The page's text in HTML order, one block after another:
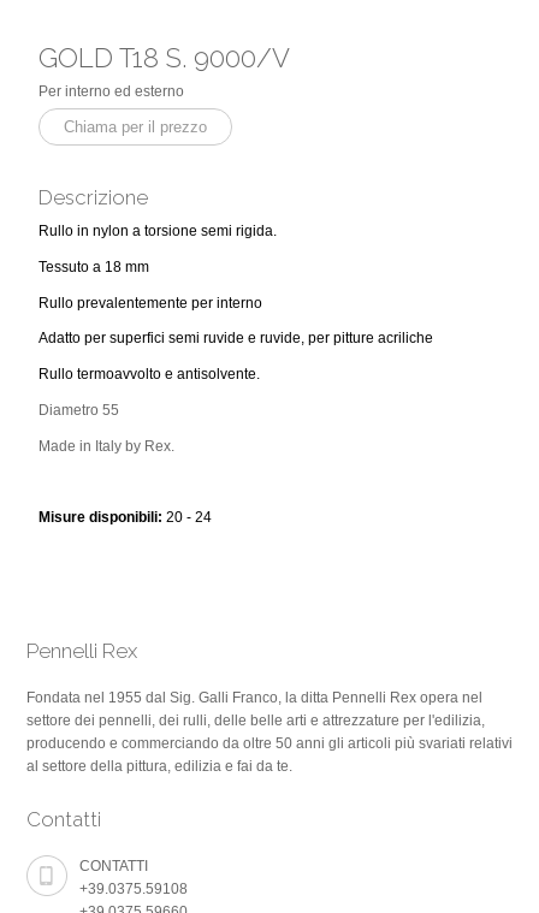
GOLD T18 S. 9000/V
Per interno ed esterno
Chiama per il prezzo
Descrizione
Rullo in nylon a torsione semi rigida.
Tessuto a 18 mm
Rullo prevalentemente per interno
Adatto per superfici semi ruvide e ruvide, per pitture acriliche
Rullo termoavvolto e antisolvente.
Diametro 55
Made in Italy by Rex.
Misure disponibili: 20 - 24
Pennelli Rex
Fondata nel 1955 dal Sig. Galli Franco, la ditta Pennelli Rex opera nel
settore dei pennelli, dei rulli, delle belle arti e attrezzature per l'edilizia,
producendo e commerciando da oltre 50 anni gli articoli più svariati relativi
al settore della pittura, edilizia e fai da te.
Contatti
CONTATTI
+39.0375.59108